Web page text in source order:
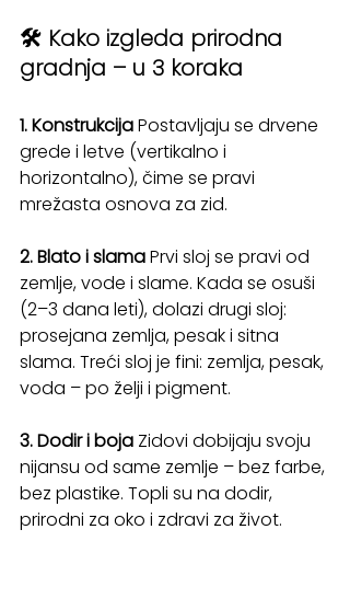
🛠 Kako izgleda prirodna
gradnja – u 3 koraka
1. Konstrukcija Postavljaju se drvene
grede i letve (vertikalno i
horizontalno), čime se pravi
mrežasta osnova za zid.
2. Blato i slama Prvi sloj se pravi od
zemlje, vode i slame. Kada se osuši
(2–3 dana leti), dolazi drugi sloj:
prosejana zemlja, pesak i sitna
slama. Treći sloj je fini: zemlja, pesak,
voda – po želji i pigment.
3. Dodir i boja Zidovi dobijaju svoju
nijansu od same zemlje – bez farbe,
bez plastike. Topli su na dodir,
prirodni za oko i zdravi za život.